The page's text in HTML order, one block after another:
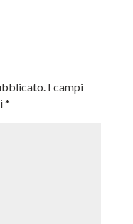
I campi
*